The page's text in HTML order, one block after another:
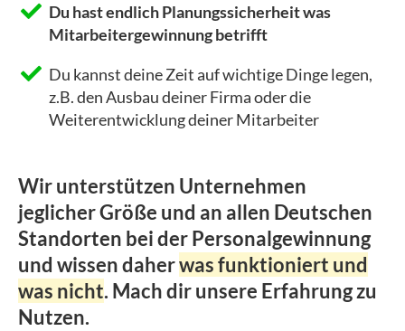
Du hast endlich Planungssicherheit was
Mitarbeitergewinnung betrifft
Du kannst deine Zeit auf wichtige Dinge legen,
z.B. den Ausbau deiner Firma oder die
Weiterentwicklung deiner Mitarbeiter
Wir unterstützen Unternehmen
jeglicher Größe und an allen Deutschen
Standorten bei der Personalgewinnung
und wissen daherwas funktioniert und
was nicht. Mach dir unsere Erfahrung zu
Nutzen.